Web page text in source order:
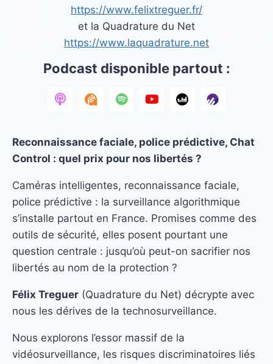
https://www.felixtreguer.fr/
et la Quadrature du Net
https://www.laquadrature.net
Podcast disponible partout :
Reconnaissance faciale, police prédictive, Chat
Control : quel prix pour nos libertés ?
Caméras intelligentes, reconnaissance faciale,
police prédictive : la surveillance algorithmique
s’installe partout en France. Promises comme des
outils de sécurité, elles posent pourtant une
question centrale : jusqu’où peut-on sacrifier nos
libertés au nom de la protection ?
Félix Treguer (Quadrature du Net) décrypte avec
nous les dérives de la technosurveillance.
Nous explorons l’essor massif de la
vidéosurveillance, les risques discriminatoires liés